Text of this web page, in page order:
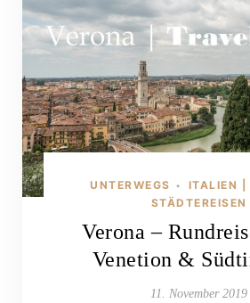
UNTERWEGS • ITALIEN |
STÄDTEREISEN
Verona –
Venetion &
11. November 2019